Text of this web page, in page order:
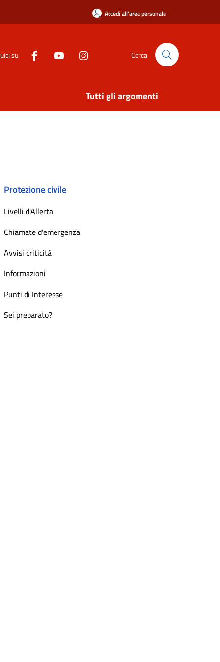
Accedi all'area personale
su Cerca
Tutti gli argomenti
Protezione civile
Livelli d'Allerta
Chiamate d'emergenza
Avvisi criticità
Informazioni
Punti di Interesse
Sei preparato?